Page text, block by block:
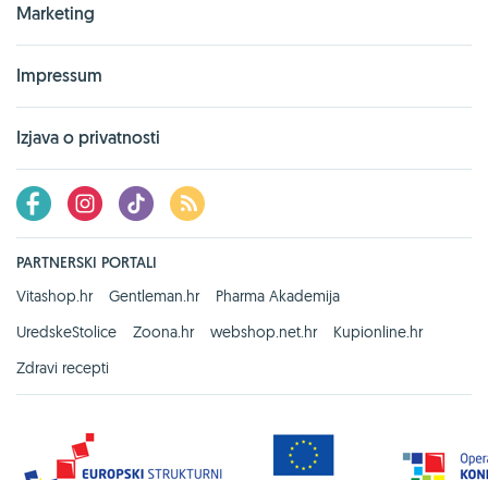
Marketing
Impressum
Izjava o privatnosti
PARTNERSKI PORTALI
Vitashop.hr
Gentleman.hr
Pharma Akademija
UredskeStolice
Zoona.hr webshop.net.hr
Kupionline.hr
Zdravi recepti